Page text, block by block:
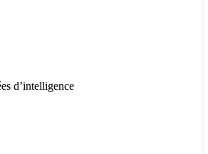
d’intelligence